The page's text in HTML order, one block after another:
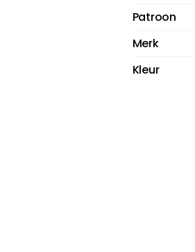
Patroon
Merk
Kleur